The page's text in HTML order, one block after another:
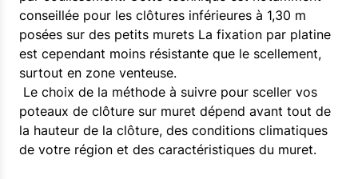
conseillée pour les clôtures inférieures à 1,30 m
posées sur des petits murets La fixation par platine
est cependant moins résistante que le scellement,
surtout en zone venteuse.
Le choix de la méthode à suivre pour sceller vos
poteaux de clôture sur muret dépend avant tout de
la hauteur de la clôture, des conditions climatiques
de votre région et des caractéristiques du muret.